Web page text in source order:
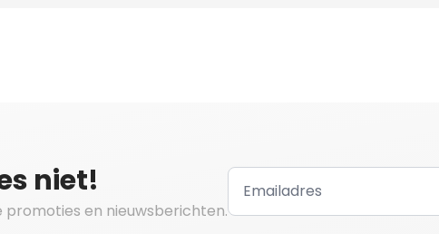
niet!
en nieuwsberichten.